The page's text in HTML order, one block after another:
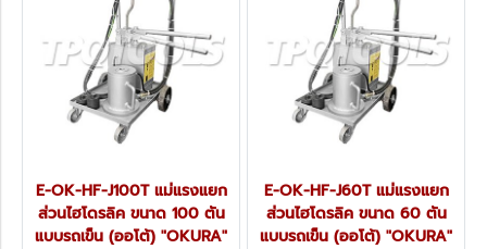
E-OK-HF-J100T แม่แรงแยก
ส่วนไฮโดรลิค ขนาด 100 ตัน
แบบรถเข็น (ออโต้) "OKURA"
E-OK-HF-J60T แม่แรงแยก
ส่วนไฮโดรลิค ขนาด 60 ตัน
แบบรถเข็น (ออโต้) "OKURA"